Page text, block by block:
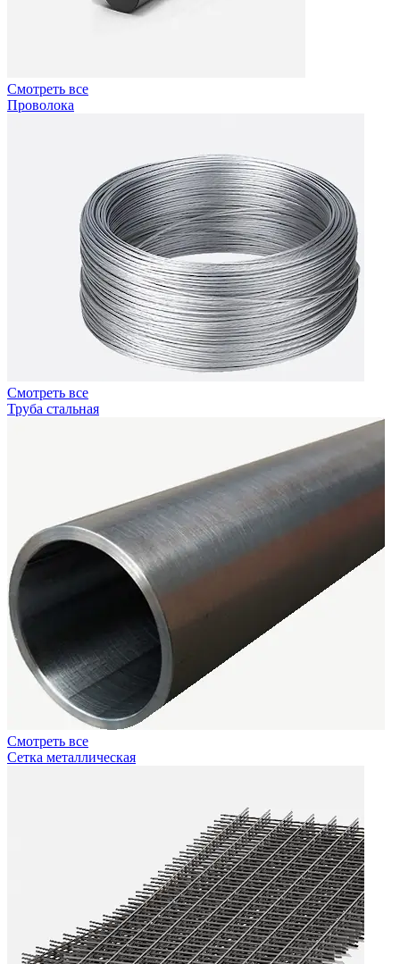
Смотреть все
Проволока
Смотреть все
Труба стальная
Смотреть все
Сетка металлическая